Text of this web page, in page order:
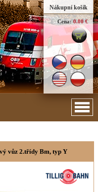
Nákupní košík
Cena: 0.00 €
vůz 2.třídy Bm, typ Y